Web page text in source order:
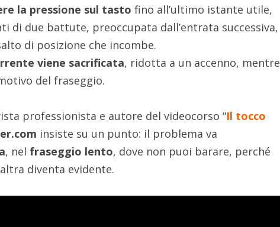
la pressione sul tasto fino all’ultimo istante utile,
di due battute, preoccupata dall’entrata successiva,
di posizione che incombe.
viene sacrificata, ridotta a un accenno, mentre
del fraseggio.
professionista e autore del videocorso “Il tocco
insiste su un punto: il problema va
, nel fraseggio lento, dove non puoi barare, perché
diventa evidente.